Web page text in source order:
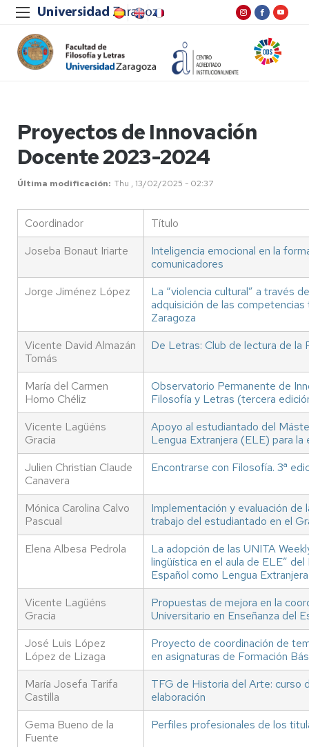
Proyectos de Innovación
Docente 2023-2024
Última modificación Thu , 13/02/2025 - 02:37
Coordinador
Título
Joseba Bonaut Iriarte
Inteligencia emocional en la
comunicadores
Jorge Jiménez López
La “violencia cultural” a través
adquisición de las
Zaragoza
Vicente David Almazán
Tomás
De Letras: Club de lectura de
María del Carmen
Horno Chéliz
Observatorio Permanente de
Filosofía y Letras (tercera
Vicente Lagüéns
Gracia
Apoyo al estudiantado del
Lengua Extranjera (ELE) para
Julien Christian Claude
Canavera
Encontrarse con Filosofía. 3ª
Mónica Carolina Calvo
Pascual
Implementación y evaluación de
trabajo del estudiantado en el
Elena Albesa Pedrola
La adopción de las UNITA
lingüística en el aula de ELE”
Español como Lengua Extranjera
Vicente Lagüéns
Gracia
Propuestas de mejora en la
Universitario en Enseñanza del
José Luis López
López de Lizaga
Proyecto de coordinación de
en asignaturas de Formación
María Josefa Tarifa
Castilla
TFG de Historia del Arte: curso
elaboración
Gema Bueno de la
Fuente
Perfiles profesionales de los